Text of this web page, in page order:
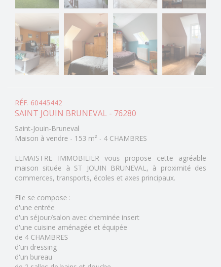
RÉF. 60445442
SAINT JOUIN BRUNEVAL - 76280
Saint-Jouin-Bruneval
Maison à vendre - 153 m² - 4 CHAMBRES
LEMAISTRE IMMOBILIER vous propose cette agréable
maison située à ST JOUIN BRUNEVAL, à proximité des
commerces, transports, écoles et axes principaux.
Elle se compose :
d'une entrée
d'un séjour/salon avec cheminée insert
d'une cuisine aménagée et équipée
de 4 CHAMBRES
d'un dressing
d'un bureau